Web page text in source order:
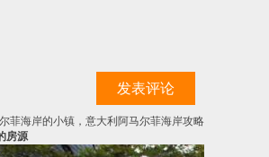
发表评论
菲海岸的小镇，意大利阿马尔菲海岸攻略
房源